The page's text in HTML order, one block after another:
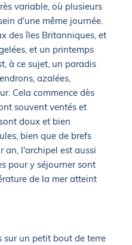
variable, où plusieurs
d'une même journée.
des îles Britanniques, et
et un printemps
à ce sujet, un paradis
azalées,
Cela commence dès
souvent ventés et
doux et bien
bien que de brefs
an, l'archipel est aussi
pour y séjourner sont
de la mer atteint
sur un petit bout de terre